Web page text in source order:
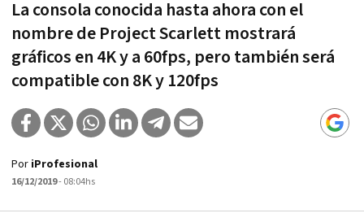
La consola conocida hasta ahora con el
nombre de Project Scarlett mostrará
gráficos en 4K y a 60fps, pero también será
compatible con 8K y 120fps
Por iProfesional
16/12/2019- 08:04hs